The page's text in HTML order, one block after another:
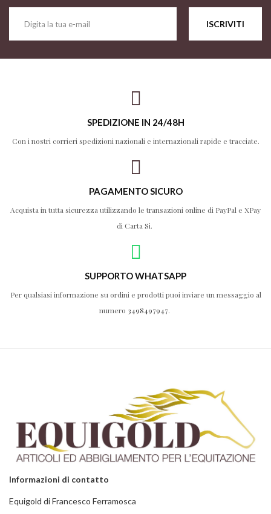
ISCRIVITI
SPEDIZIONE IN 24/48H
Con i nostri corrieri spedizioni nazionali e internazionali rapide e tracciate.
PAGAMENTO SICURO
Acquista in tutta sicurezza utilizzando le transazioni online di PayPal e XPay
di Carta Si.
SUPPORTO WHATSAPP
Per qualsiasi informazione su ordini e prodotti puoi inviare un messaggio al
numero 3498497947.
Informazioni di contatto
Equigold di Francesco Ferramosca